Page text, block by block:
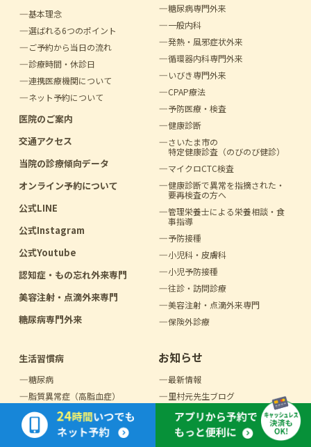
基本理念
選ばれる6つのポイント
ご予約から当日の流れ
診療時間・休診日
連携医療機関について
ネット予約について
医院のご案内
交通アクセス
当院の診療傾向データ
オンライン予約について
公式LINE
公式Instagram
公式Youtube
認知症・もの忘れ外来専門
美容注射・点滴外来専門
糖尿病専門外来
糖尿病専門外来
一般内科
発熱・風邪症状外来
循環器内科専門外来
いびき専門外来
CPAP療法
予防医療・検査
健康診断
さいたま市の
特定健康診査（のびのび健診）
マイクロCTC検査
健康診断で異常を指摘された・
要再検査の方へ
管理栄養士による栄養相談・食
事指導
予防接種
小児科・皮膚科
小児予防接種
往診・訪問診療
美容注射・点滴外来専門
保険外診療
生活習慣病
糖尿病
脂質異常症（高脂血症）
高血圧
高尿酸血症（痛風）
お知らせ
最新情報
里村元先生ブログ
徒然想（里村盟先生ブログ）
採用情報